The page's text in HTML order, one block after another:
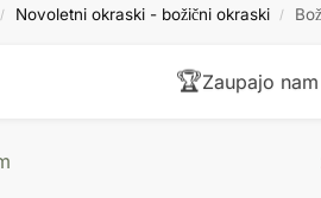
/ Novoletni okraski - božični okraski /
🏆Zaupajo